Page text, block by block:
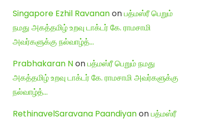
Singapore Ezhil Ravananonபத்மஸ்ரீ பெறும்
நமது அகத்தமிழ் உறவு டாக்டர் கே. ராமசாமி
அவர்களுக்கு நல்வாழ்த்…
Prabhakaran Nonபத்மஸ்ரீ பெறும் நமது
அகத்தமிழ் உறவு டாக்டர் கே. ராமசாமி அவர்களுக்கு
நல்வாழ்த்…
RethinavelSaravana Paandiyanonபத்மஸ்ரீ